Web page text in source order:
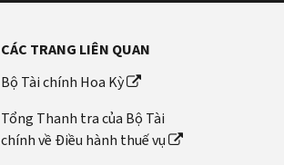
CÁC TRANG LIÊN QUAN
Bộ Tài chính Hoa Kỳ
Tổng Thanh tra của Bộ Tài
chính về Điều hành thuế vụ